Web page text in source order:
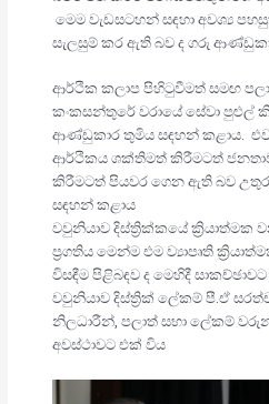
මෙම වැඩසටහන් සඳහා අවශ්‍ය
සැලසුම් කර ඇති බව ද ගරු
ආර්ථික කලාප පිහිටුවීමත් සමඟ
කංකසන්තුරේ වරායේ සේවා පුළුල්
ආණ්ඩුකාර තුමිය සඳහන් කළාය.
ආර්ථිකය ශක්තිමත් කිරීමටත්
කිරීමටත් පියවර ගෙන ඇති බව
සඳහන් කළාය
වවුනියාව දිස්ත්‍රික්කයේ ක්‍රියාත්මක
ප්‍රගතිය මෙන්ම එම ව්‍යාපෘති
විසඳීම පිළිබඳව ද මෙහිදී
වවුනියාව දිස්ත්‍රික් ලේකම් පී.ඒ
නිලධාරීන්, පලාත් සභා ලේකම්
අවස්ථාවට එක් විය